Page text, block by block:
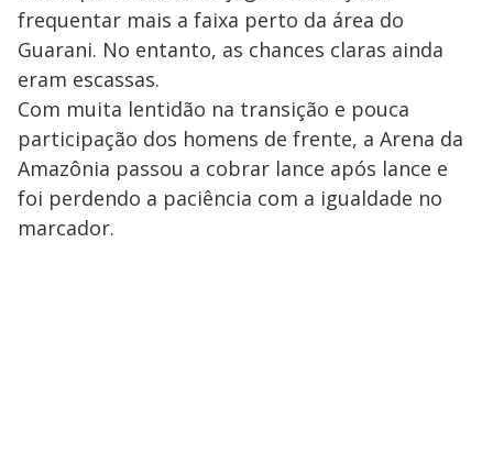
frequentar mais a faixa perto da área do
Guarani. No entanto, as chances claras ainda
eram escassas.
Com muita lentidão na transição e pouca
participação dos homens de frente, a Arena da
Amazônia passou a cobrar lance após lance e
foi perdendo a paciência com a igualdade no
marcador.